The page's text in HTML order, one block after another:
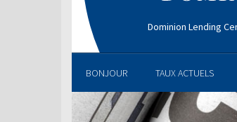
Dominion Lending
BONJOUR TAUX ACTUELS